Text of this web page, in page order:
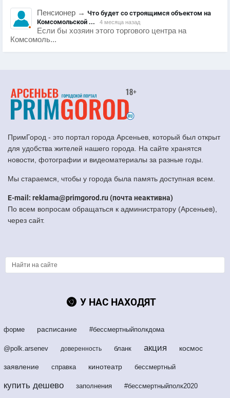
Пенсионер → Что будет со строящимся объектом на
Комсомольской ...
4 месяца назад
Если бы хозяин этого торгового центра на
Комсомоль...
ПримГород - это портал города Арсеньев, который был открыт
для удобства жителей нашего города. На сайте хранятся
новости, фотографии и видеоматериалы за разные годы.
Мы стараемся, чтобы у города была память доступная всем.
E-mail: reklama@primgorod.ru (почта неактивна)
По всем вопросам обращаться к администратору (Арсеньев),
через сайт.
У НАС НАХОДЯТ
форме расписание #бессмертныйполкдома
@polk.arsenev доверенность бланк акция космос
заявление справка кинотеатр бессмертный
купить дешево заполнения #бессмертныйполк2020